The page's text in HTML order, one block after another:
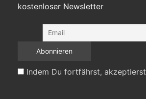
kostenloser Newsletter
Indem Du fortfährst,